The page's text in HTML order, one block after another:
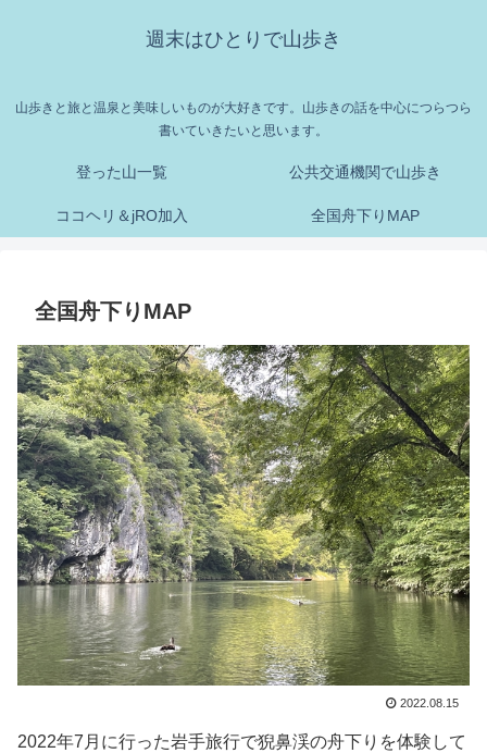
週末はひとりで山歩き
山歩きと旅と温泉と美味しいものが大好きです。山歩きの話を中心につらつら
書いていきたいと思います。
登った山一覧 公共交通機関で山歩き
ココヘリ＆jRO加入 全国舟下りMAP
全国舟下りMAP
2022.08.15
2022年7月に行った岩手旅行で猊鼻渓の舟下りを体験して